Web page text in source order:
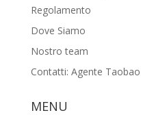
Regolamento
Dove Siamo
Nostro team
Contatti: Agente Taobao
MENU